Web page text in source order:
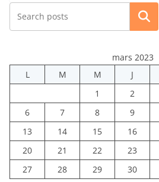
mars 2023
L
M M J
1
2
6
7 8 9
13
14 15 16
20
21 22 23
27
28 29 30